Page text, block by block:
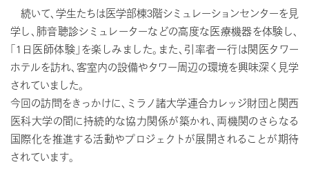
続いて、学生たちは医学部棟3階シミュレーションセンターを見
学し、肺音聴診シミュレーターなどの高度な医療機器を体験し、
「1日医師体験」を楽しみました。また、引率者一行は関医タワー
ホテルを訪れ、客室内の設備やタワー周辺の環境を興味深く見学
されていました。
今回の訪問をきっかけに、ミラノ諸大学連合カレッジ財団と関西
医科大学の間に持続的な協力関係が築かれ、両機関のさらなる
国際化を推進する活動やプロジェクトが展開されることが期待
されています。